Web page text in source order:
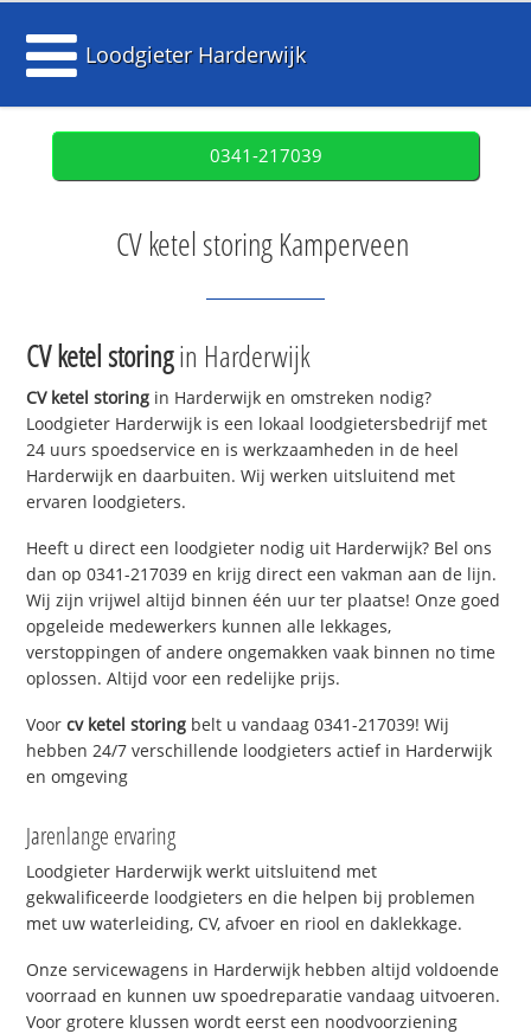
Loodgieter Harderwijk
0341-217039
CV ketel storing Kamperveen
CV ketel storingin Harderwijk
CV ketel storing in Harderwijk en omstreken nodig?
Loodgieter Harderwijk is een lokaal loodgietersbedrijf met
24 uurs spoedservice en is werkzaamheden in de heel
Harderwijk en daarbuiten. Wij werken uitsluitend met
ervaren loodgieters.
Heeft u direct een loodgieter nodig uit Harderwijk? Bel ons
dan op 0341-217039 en krijg direct een vakman aan de lijn.
Wij zijn vrijwel altijd binnen één uur ter plaatse! Onze goed
opgeleide medewerkers kunnen alle lekkages,
verstoppingen of andere ongemakken vaak binnen no time
oplossen. Altijd voor een redelijke prijs.
Voorcv ketel storing belt u vandaag 0341-217039! Wij
hebben 24/7 verschillende loodgieters actief in Harderwijk
en omgeving
Jarenlange ervaring
Loodgieter Harderwijk werkt uitsluitend met
gekwalificeerde loodgieters en die helpen bij problemen
met uw waterleiding, CV, afvoer en riool en daklekkage.
Onze servicewagens in Harderwijk hebben altijd voldoende
voorraad en kunnen uw spoedreparatie vandaag uitvoeren.
Voor grotere klussen wordt eerst een noodvoorziening